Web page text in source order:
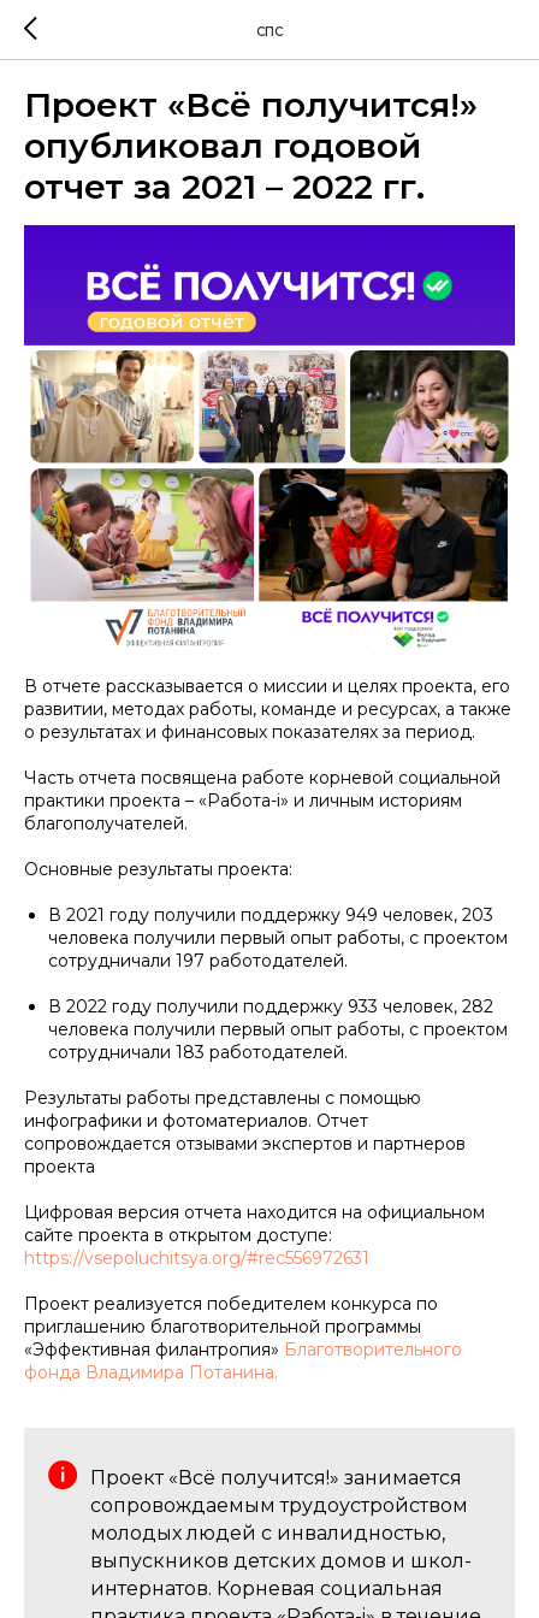
СПС
Проект «Всё получится!»
опубликовал годовой
отчет за 2021 – 2022 гг.
В отчете рассказывается о миссии и целях проекта, его
развитии, методах работы, команде и ресурсах, а также
о результатах и финансовых показателях за период.
Часть отчета посвящена работе корневой социальной
практики проекта – «Работа-i» и личным историям
благополучателей.
Основные результаты проекта:
В 2021 году получили поддержку 949 человек, 203
человека получили первый опыт работы, с проектом
сотрудничали 197 работодателей.
В 2022 году получили поддержку 933 человек, 282
человека получили первый опыт работы, с проектом
сотрудничали 183 работодателей.
Результаты работы представлены с помощью
инфографики и фотоматериалов. Отчет
сопровождается отзывами экспертов и партнеров
проекта
Цифровая версия отчета находится на официальном
сайте проекта в открытом доступе:
https://vsepoluchitsya.org/#rec556972631
Проект реализуется победителем конкурса по
приглашению благотворительной программы
«Эффективная филантропия» Благотворительного
фонда Владимира Потанина.
Проект «Всё получится!» занимается
сопровождаемым трудоустройством
молодых людей с инвалидностью,
выпускников детских домов и школ-
интернатов. Корневая социальная